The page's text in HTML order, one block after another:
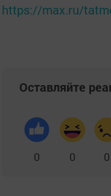
https://max.ru/
Оставляйте
0 0 0